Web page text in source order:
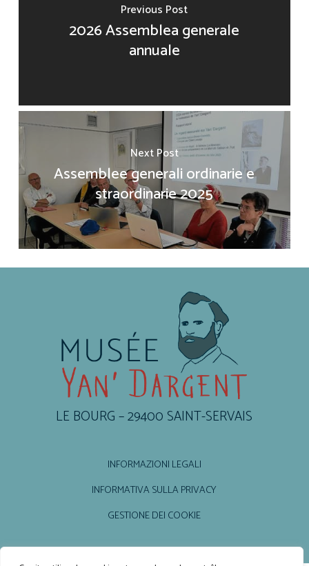
Previous Post
2026 Assemblea generale
annuale
Next Post
Assemblee generali ordinarie e
straordinarie 2025
LE BOURG – 29400 SAINT-SERVAIS
INFORMAZIONI LEGALI
INFORMATIVA SULLA PRIVACY
GESTIONE DEI COOKIE